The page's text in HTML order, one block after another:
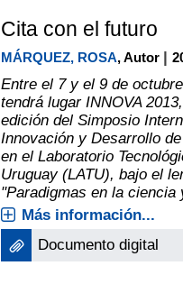
documento electrónico
Cita con el futuro
MÁRQUEZ, ROSA , Autor |
Entre el 7 y el 9 de
tendrá lugar INNOVA 2013,
edición del Simposio
Innovación y Desarrollo de